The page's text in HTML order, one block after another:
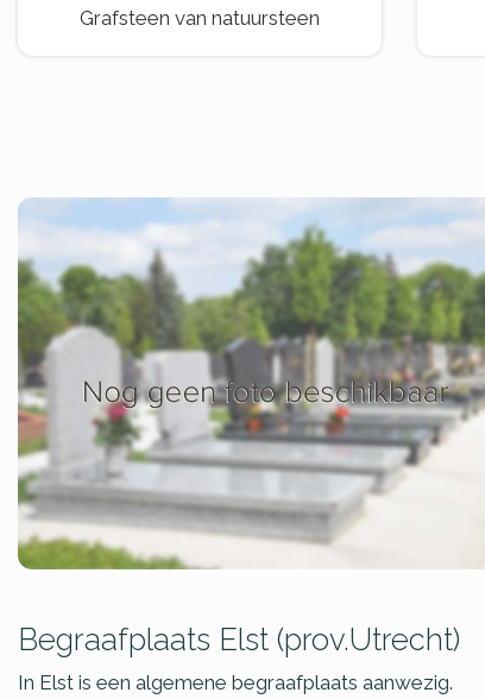
Grafsteen van natuursteen
Begraafplaats Elst (prov.Utrecht)
In Elst is een algemene begraafplaats aanwezig.